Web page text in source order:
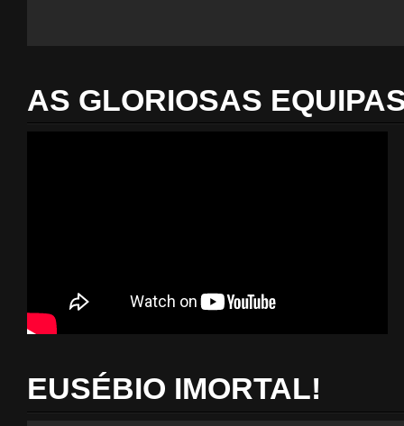
AS GLORIOSAS
EUSÉBIO IMORTAL!